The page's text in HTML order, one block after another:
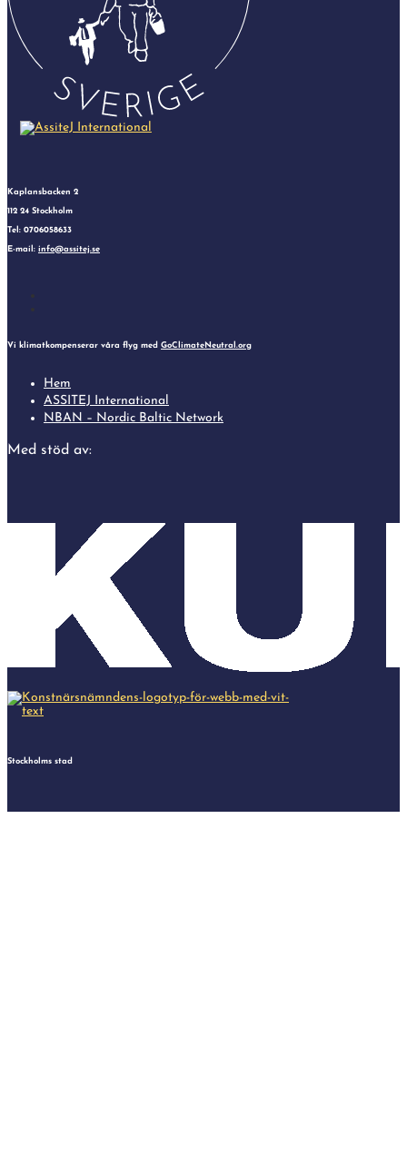
Kaplansbacken 2
112 24 Stockholm
Tel: 0706058633
E-mail: info@assitej.se
Vi klimatkompenserar våra flyg med GoClimateNeutral.org
Hem
ASSITEJ International
NBAN – Nordic Baltic Network
Med stöd av:
Stockholms stad